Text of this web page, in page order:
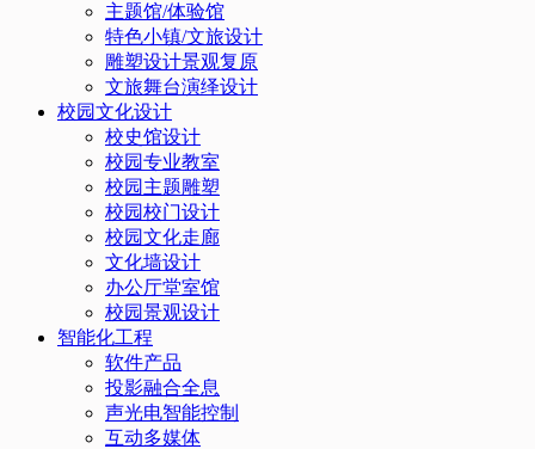
主题馆/体验馆
特色小镇/文旅设计
雕塑设计景观复原
文旅舞台演绎设计
校园文化设计
校史馆设计
校园专业教室
校园主题雕塑
校园校门设计
校园文化走廊
文化墙设计
办公厅堂室馆
校园景观设计
智能化工程
软件产品
投影融合全息
声光电智能控制
互动多媒体